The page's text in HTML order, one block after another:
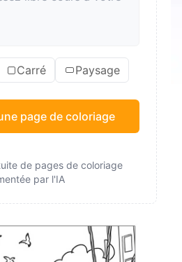
Carré Paysage
page de coloriage
de pages de coloriage
par l'IA